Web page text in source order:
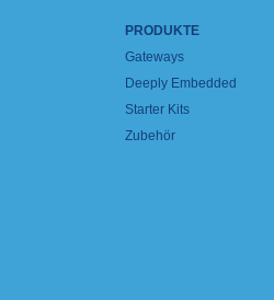
PRODUKTE
Gateways
Deeply Embedded
Starter Kits
Zubehör